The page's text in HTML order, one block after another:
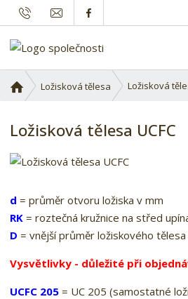
v
d
í
a
n
Ložisková tělesa Ložisková
Ložisková tělesa UCFC
d = průměr otvoru ložiska v mm
RK = roztečná kružnice na střed
D = vnější průměr ložiskového
Vysvětlivky - důležité při
UCFC 205 = UC 205 (samostatné